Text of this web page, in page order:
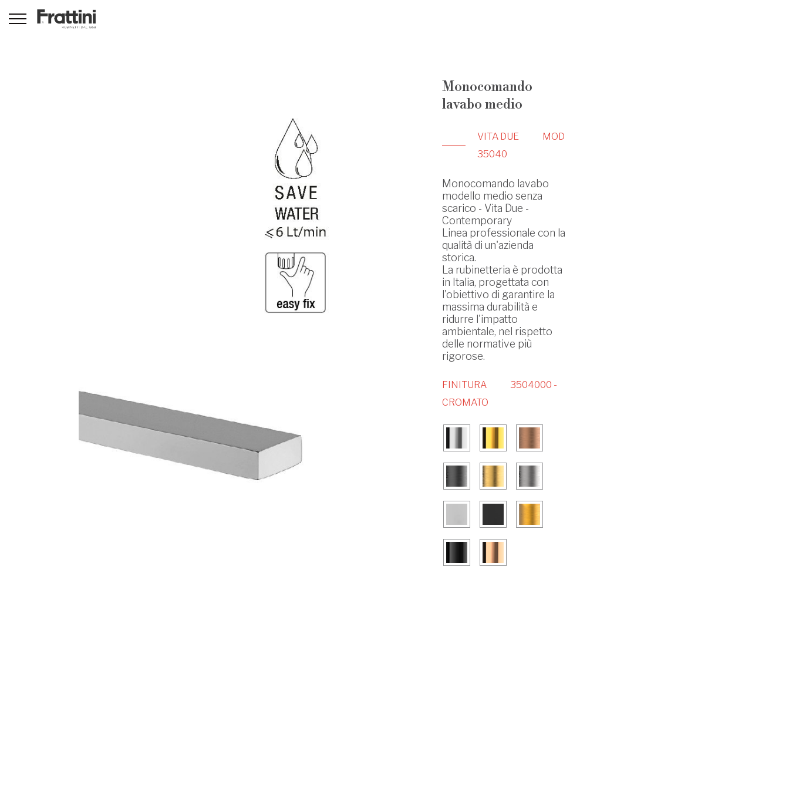
Monocomando
lavabo medio
VITA DUE
MOD
35040
Monocomando lavabo
modello medio senza
scarico - Vita Due -
Contemporary
Linea professionale con la
qualità di un'azienda
storica.
La rubinetteria è prodotta
in Italia, progettata con
l'obiettivo di garantire la
massima durabilità e
ridurre l'impatto
ambientale, nel rispetto
delle normative più
rigorose.
FINITURA
3504000 -
CROMATO